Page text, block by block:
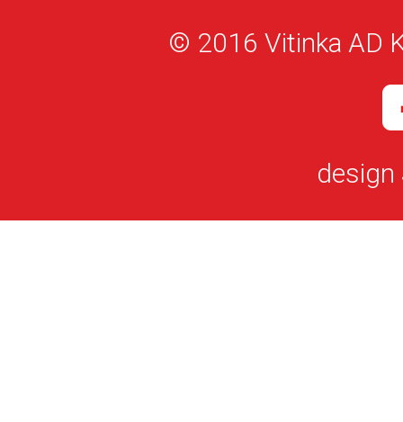
© 2016 Vitinka AD
design